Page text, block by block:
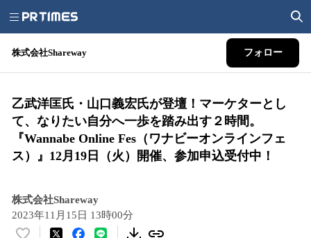
株式会社Shareway フォロー
乙武洋匡氏・山口義宏氏が登壇！マーケターとし
て、なりたい自分へ一歩を踏み出す２時間。
『Wannabe Online Fes（ワナビーオンラインフェ
ス）』12月19日（火）開催、参加申込受付中！
株式会社Shareway
2023年11月15日 13時00分